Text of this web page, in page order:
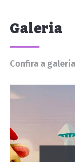
Galeria
Confira a